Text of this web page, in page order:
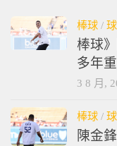
棒球 /
棒球
多年
3 8 月,
棒球 /
陳金